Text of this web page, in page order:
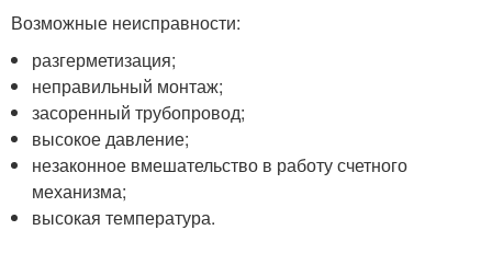
Возможные неисправности:
разгерметизация;
неправильный монтаж;
засоренный трубопровод;
высокое давление;
незаконное вмешательство в работу счетного
механизма;
высокая температура.